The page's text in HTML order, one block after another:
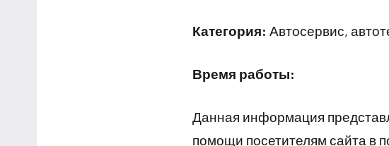
Категория: Автосервис,
Время работы:
Данная информация
помощи посетителям сайта в